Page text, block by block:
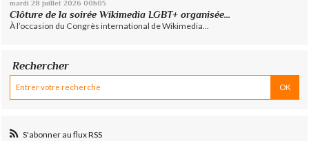
mardi 28 juillet 2026 00h05
Clôture de la soirée Wikimedia LGBT+ organisée...
À l’occasion du Congrès international de Wikimedia...
Rechercher
S'abonner au flux RSS